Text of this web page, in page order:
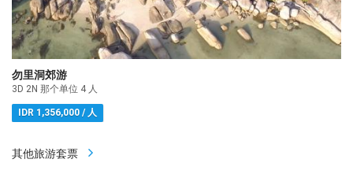
勿里洞郊游
3D 2N 那个单位 4 人
IDR 1,356,000 / 人
其他旅游套票